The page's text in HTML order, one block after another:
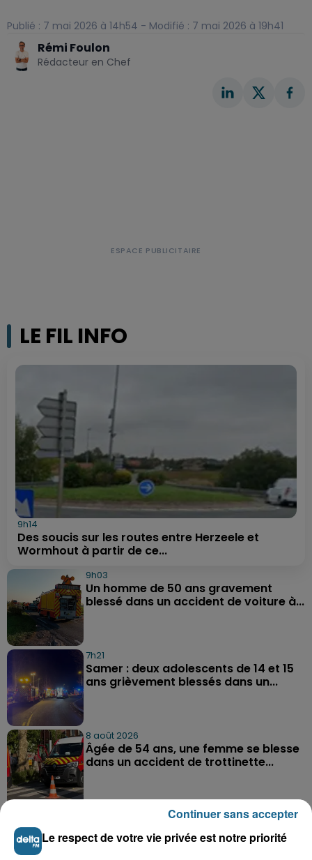
Publié : 7 mai 2026 à 14h54 - Modifié : 7 mai 2026 à 19h41
Rémi Foulon
Rédacteur en Chef
LE FIL INFO
TOUTE L'ACTU LOCALE
9h14
Des soucis sur les routes entre Herzeele et
Wormhout à partir de ce...
9h03
Un homme de 50 ans gravement
blessé dans un accident de voiture à...
7h21
Samer : deux adolescents de 14 et 15
ans grièvement blessés dans un...
8 août 2026
Âgée de 54 ans, une femme se blesse
dans un accident de trottinette...
Le respect de votre vie privée est notre priorité
Continuer sans accepter